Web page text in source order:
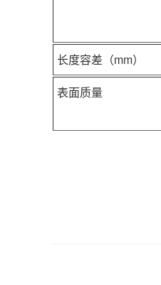
长度容差（mm）
表面质量